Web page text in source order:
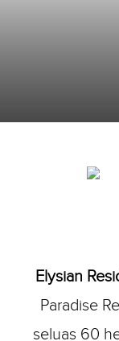
Elysian
Paradise
seluas 60